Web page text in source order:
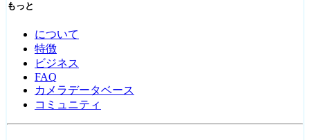
もっと
について
特徴
ビジネス
FAQ
カメラデータベース
コミュニティ